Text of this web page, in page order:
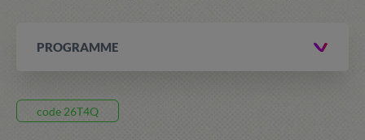
PROGRAMME
code 26T4Q